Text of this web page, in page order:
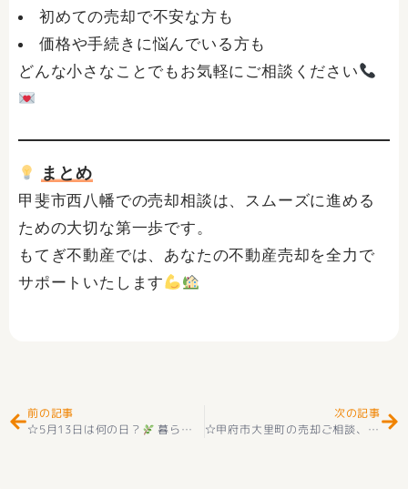
初めての売却で不安な方も
価格や手続きに悩んでいる方も
どんな小さなことでもお気軽にご相談ください
まとめ
甲斐市西八幡での売却相談は、スムーズに進める
ための大切な第一歩です。
もてぎ不動産では、あなたの不動産売却を全力で
サポートいたします
前の記事
☆5月13日は何の日？
暮らしと住まいを見つめ直すきっかけに ｜
次の記事
☆甲府市大里町の売却ご相談、ありがとうございました